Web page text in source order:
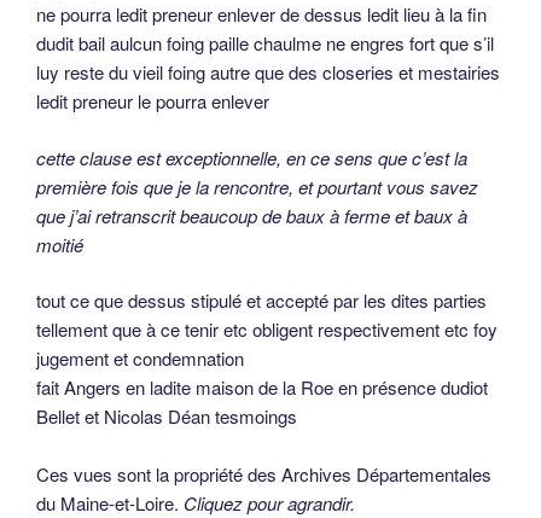
ne pourra ledit preneur enlever de dessus ledit lieu à la fin
dudit bail aulcun foing paille chaulme ne engres fort que s’il
luy reste du vieil foing autre que des closeries et mestairies
ledit preneur le pourra enlever
cette clause est exceptionnelle, en ce sens que c’est la
première fois que je la rencontre, et pourtant vous savez
que j’ai retranscrit beaucoup de baux à ferme et baux à
moitié
tout ce que dessus stipulé et accepté par les dites parties
tellement que à ce tenir etc obligent respectivement etc foy
jugement et condemnation
fait Angers en ladite maison de la Roe en présence dudiot
Bellet et Nicolas Déan tesmoings
Ces vues sont la propriété des Archives Départementales
du Maine-et-Loire. Cliquez pour agrandir.